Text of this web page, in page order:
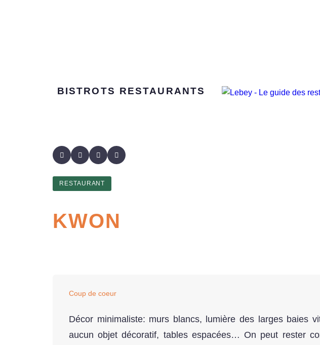
BISTROTS RESTAURANTS
RESTAURANT
KWON
Coup de coeur
Décor minimaliste: murs blancs, lumière des larges baies
aucun objet décoratif, tables espacées… On peut rester